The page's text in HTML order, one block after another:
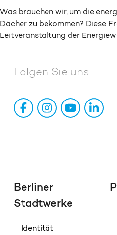
Was brauchen wir, um die
Dächer zu bekommen? Diese
Leitveranstaltung der
Folgen Sie uns
Berliner
Stadtwerke
Identität